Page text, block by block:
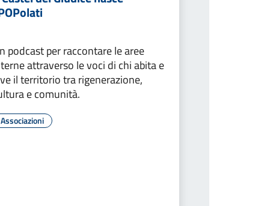
podcast per raccontare le aree
attraverso le voci di chi abita e
il territorio tra rigenerazione,
e comunità.
Associazioni